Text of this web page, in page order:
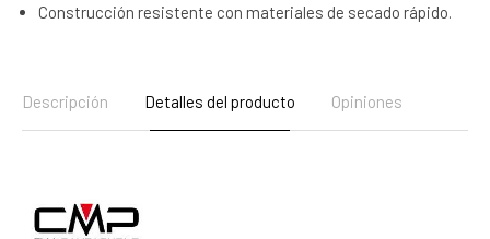
Construcción resistente con materiales de secado rápido.
Descripción Detalles del producto Opiniones